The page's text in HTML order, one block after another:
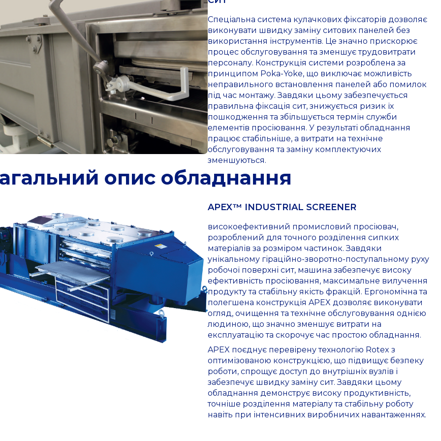
Спеціальна система кулачкових фіксаторів дозволяє
виконувати швидку заміну ситових панелей без
використання інструментів. Це значно прискорює
процес обслуговування та зменшує трудовитрати
персоналу. Конструкція системи розроблена за
принципом Poka-Yoke, що виключає можливість
неправильного встановлення панелей або помилок
під час монтажу. Завдяки цьому забезпечується
правильна фіксація сит, знижується ризик їх
пошкодження та збільшується термін служби
елементів просіювання. У результаті обладнання
працює стабільніше, а витрати на технічне
обслуговування та заміну комплектуючих
зменшуються.
опис обладнання
APEX™ INDUSTRIAL SCREENER
високоефективний промисловий просіювач,
розроблений для точного розділення сипких
матеріалів за розміром частинок. Завдяки
унікальному гіраційно-зворотно-поступальному руху
робочої поверхні сит, машина забезпечує високу
ефективність просіювання, максимальне вилучення
продукту та стабільну якість фракцій. Ергономічна та
полегшена конструкція APEX дозволяє виконувати
огляд, очищення та технічне обслуговування однією
людиною, що значно зменшує витрати на
експлуатацію та скорочує час простою обладнання.
APEX поєднує перевірену технологію Rotex з
оптимізованою конструкцією, що підвищує безпеку
роботи, спрощує доступ до внутрішніх вузлів і
забезпечує швидку заміну сит. Завдяки цьому
обладнання демонструє високу продуктивність,
точніше розділення матеріалу та стабільну роботу
навіть при інтенсивних виробничих навантаженнях.